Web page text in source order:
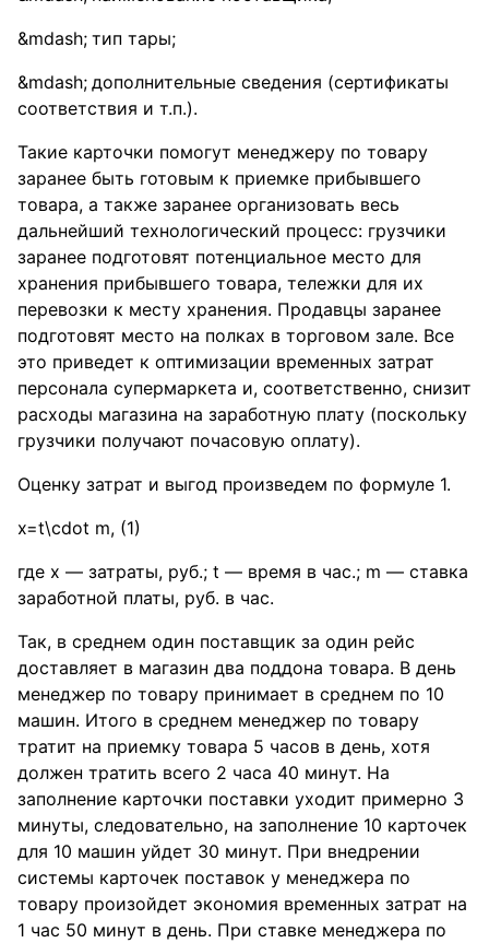
тип тары;
дополнительные сведения (сертификаты
соответствия и т.п.).
Такие карточки помогут менеджеру по товару
заранее быть готовым к приемке прибывшего
товара, а также заранее организовать весь
дальнейший технологический процесс: грузчики
заранее подготовят потенциальное место для
хранения прибывшего товара, тележки для их
перевозки к месту хранения. Продавцы заранее
подготовят место на полках в торговом зале. Все
это приведет к оптимизации временных затрат
персонала супермаркета и, соответственно, снизит
расходы магазина на заработную плату (поскольку
грузчики получают почасовую оплату).
Оценку затрат и выгод произведем по формуле 1.
x=t\cdot m, (1)
где х — затраты, руб.; t — время в час.; m — ставка
заработной платы, руб. в час.
Так, в среднем один поставщик за один рейс
доставляет в магазин два поддона товара. В день
менеджер по товару принимает в среднем по 10
машин. Итого в среднем менеджер по товару
тратит на приемку товара 5 часов в день, хотя
должен тратить всего 2 часа 40 минут. На
заполнение карточки поставки уходит примерно 3
минуты, следовательно, на заполнение 10 карточек
для 10 машин уйдет 30 минут. При внедрении
системы карточек поставок у менеджера по
товару произойдет экономия временных затрат на
1 час 50 минут в день. При ставке менеджера по